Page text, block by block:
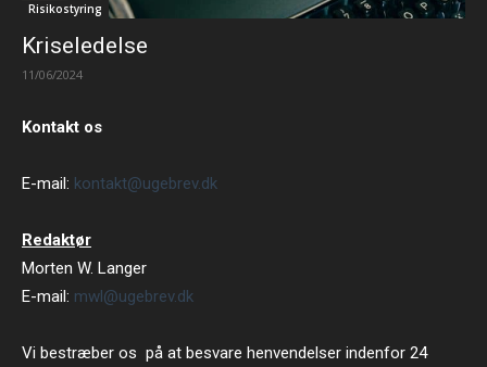
Risikostyring
Kriseledelse
11/06/2024
Kontakt os
E-mail: kontakt@ugebrev.dk
Redaktør
Morten W. Langer
E-mail: mwl@ugebrev.dk
Vi bestræber os på at besvare henvendelser indenfor 24